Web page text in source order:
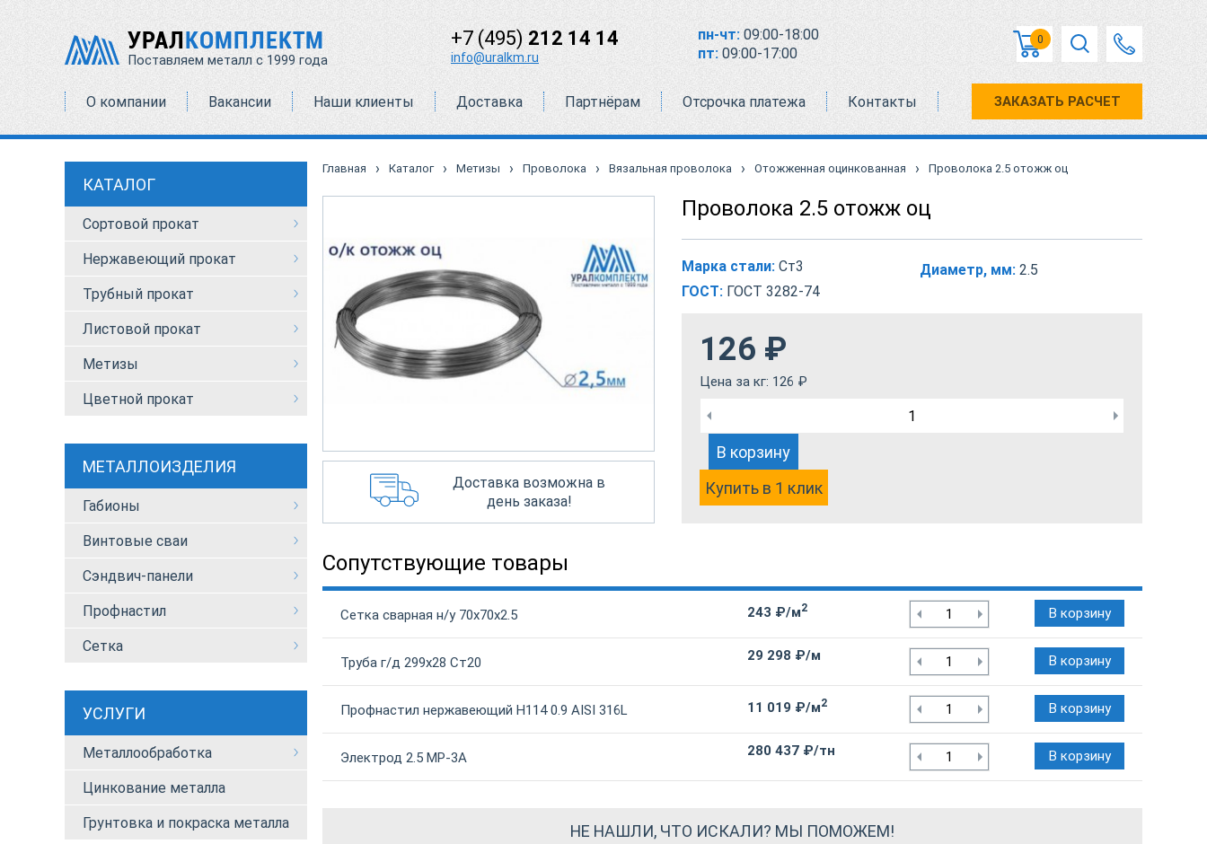
УРАЛКОМПЛЕКТМ
Поставляем металл с 1999 года
+7 (495) 212 14 14
info@uralkm.ru
пн-чт: 09:00-18:00
пт: 09:00-17:00
0
О компании Вакансии Наши клиенты Доставка Партнёрам Отсрочка платежа Контакты ЗАКАЗАТЬ РАСЧЕТ
КАТАЛОГ
Сортовой прокат
Нержавеющий прокат
Трубный прокат
Листовой прокат
Метизы
Цветной прокат
МЕТАЛЛОИЗДЕЛИЯ
Габионы
Винтовые сваи
Сэндвич-панели
Профнастил
Сетка
УСЛУГИ
Металлообработка
Цинкование металла
Грунтовка и покраска металла
Главная › Каталог › Метизы › Проволока › Вязальная проволока › Отожженная оцинкованная › Проволока 2.5 отожж оц
Доставка возможна в
день заказа!
Проволока 2.5 отожж оц
Марка стали: Ст3
ГОСТ: ГОСТ 3282-74
Диаметр, мм: 2.5
126 ₽
Цена за кг: 126 ₽
В корзину
Купить в 1 клик
Сопутствующие товары
Сетка сварная н/у 70х70х2.5 243 ₽/м2 В корзину
Труба г/д 299х28 Ст20 29 298 ₽/м В корзину
Профнастил нержавеющий Н114 0.9 AISI 316L 11 019 ₽/м2 В корзину
Электрод 2.5 МР-3А 280 437 ₽/тн В корзину
НЕ НАШЛИ, ЧТО ИСКАЛИ? МЫ ПОМОЖЕМ!